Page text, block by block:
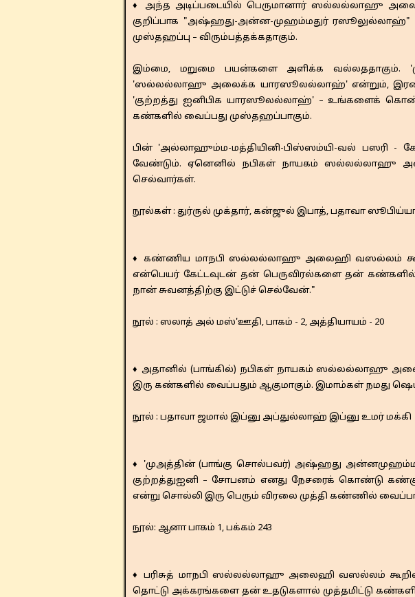
♦ அந்த அடிப்படையில் பெருமானார் ஸல்லல்லாஹு
குறிப்பாக "அஷ்ஹது-அன்ன-முஹம்மதுர் ரஸூலுல்லாஹ்"
முஸ்தஹப்பு – விரும்பத்தக்கதாகும்.
​​இம்மை, மறுமை பயன்களை அளிக்க வல்லததாகும்.
'ஸல்லல்லாஹு அலைக்க யாரஸூலல்லாஹ்' என்றும்,
'குற்றத்து ஐனிபிக யாரஸூலல்லாஹ்' – உங்களைக்
கண்களில் வைப்பது முஸ்தஹப்பாகும்.
​​பின் 'அல்லாஹும்ம-மத்தியினி-பிஸ்ஸம்யி-வல் பஸரி -
வேண்டும். ஏனெனில் நபிகள் நாயகம் ஸல்லல்லாஹு
செல்வார்கள்.
நூல்கள் : துர்ருல் முக்தார், கன்ஜுல் இபாத், பதாவா
♦ கண்ணிய மாநபி ஸல்லல்லாஹு அலைஹி வஸல்லம்
என்பெயர் கேட்டவுடன் தன் பெருவிரல்களை தன்
நான் சுவனத்திற்கு இட்டுச் செல்வேன்."
​​நூல் : ஸலாத் அல் மஸ்'ஊதி, பாகம் - 2, அத்தியாயம் - 20
♦ அதானில் (பாங்கில்) நபிகள் நாயகம் ஸல்லல்லாஹு
இரு கண்களில் வைப்பதும் ஆகுமாகும். இமாம்கள் நமது
​​நூல் : பதாவா ஜமால் இப்னு அப்துல்லாஹ் இப்னு உமர் மக்கி
♦ 'முஅத்தின் (பாங்கு சொல்பவர்) அஷ்ஹது
குற்றத்துஐனி – சோபனம் எனது நேசரைக் கொண்டு
என்று சொல்லி இரு பெரும் விரலை முத்தி கண்ணில்
​​நூல்: ஆனா பாகம் 1, பக்கம் 243
♦ பரிசுத் மாநபி ஸல்லல்லாஹு அலைஹி வஸல்லம்
தொட்டு அக்கரங்களை தன் உதடுகளால் முத்தமிட்டு